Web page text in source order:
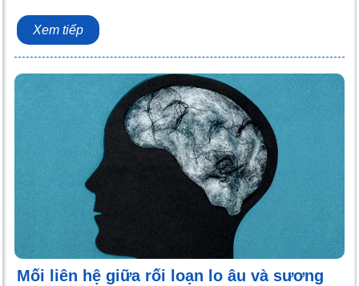
Xem tiếp
Mối liên hệ giữa rối loạn lo âu và sương